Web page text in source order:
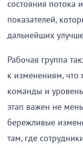
состояния потока
показателей,
дальнейших
Рабочая группа
к изменениям, что
команды и
этап важен не
бережливые
там, где